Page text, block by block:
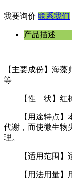
我要询价 联系我们
产品描述
【主要成份】海
等
【性 状】红棕
【用途特点】本
代谢，而使微生物
理。
【适用范围】适
【用法用量】用